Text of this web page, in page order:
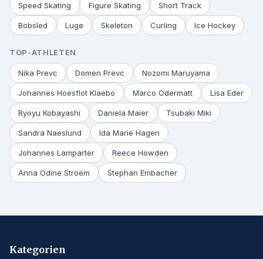
Speed Skating Figure Skating Short Track
Bobsled Luge Skeleton Curling Ice Hockey
TOP-ATHLETEN
Nika Prevc Domen Prevc Nozomi Maruyama
Johannes Hoesflot Klaebo Marco Odermatt Lisa Eder
Ryoyu Kobayashi Daniela Maier Tsubaki Miki
Sandra Naeslund Ida Marie Hagen
Johannes Lamparter Reece Howden
Anna Odine Stroem Stephan Embacher
Kategorien